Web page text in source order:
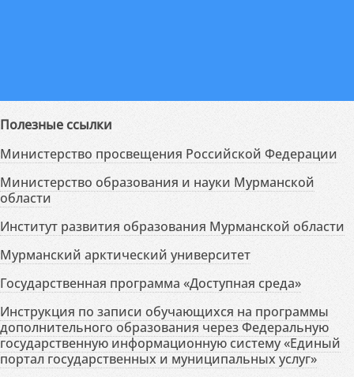
Полезные ссылки
Министерство просвещения Российской Федерации
Министерство образования и науки Мурманской
области
Институт развития образования Мурманской области
Мурманский арктический университет
Государственная программа «Доступная среда»
Инструкция по записи обучающихся на программы
дополнительного образования через Федеральную
государственную информационную систему «Единый
портал государственных и муниципальных услуг»